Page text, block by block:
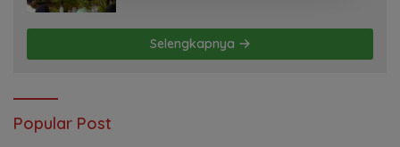
Selengkapnya
Popular Post